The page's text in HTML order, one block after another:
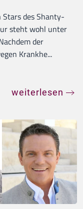
Stars des Shanty-
steht wohl unter
der
Krankhe...
weiterlesen